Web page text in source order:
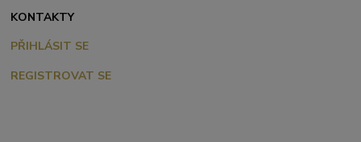
KONTAKTY
PŘIHLÁSIT SE
REGISTROVAT SE